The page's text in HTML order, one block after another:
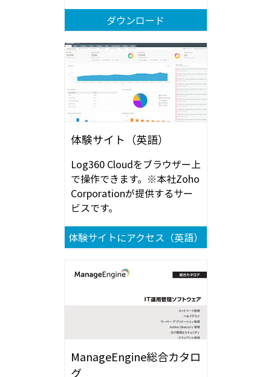
ダウンロード
体験サイト（英語）
Log360 Cloudをブラウザー上
で操作できます。※本社Zoho
Corporationが提供するサー
ビスです。
体験サイトにアクセス（英語）
ManageEngine総合カタロ
グ